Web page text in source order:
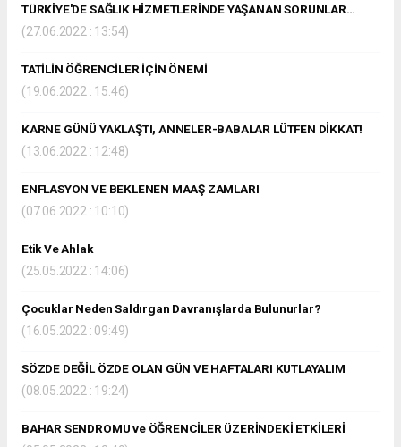
TÜRKİYE'DE SAĞLIK HİZMETLERİNDE YAŞANAN SORUNLAR…
(27.06.2022 : 13:54)
TATİLİN ÖĞRENCİLER İÇİN ÖNEMİ
(19.06.2022 : 15:46)
KARNE GÜNÜ YAKLAŞTI, ANNELER-BABALAR LÜTFEN DİKKAT!
(13.06.2022 : 12:48)
ENFLASYON VE BEKLENEN MAAŞ ZAMLARI
(07.06.2022 : 10:10)
Etik Ve Ahlak
(25.05.2022 : 14:06)
Çocuklar Neden Saldırgan Davranışlarda Bulunurlar?
(16.05.2022 : 09:49)
SÖZDE DEĞİL ÖZDE OLAN GÜN VE HAFTALARI KUTLAYALIM
(08.05.2022 : 19:24)
BAHAR SENDROMU ve ÖĞRENCİLER ÜZERİNDEKİ ETKİLERİ